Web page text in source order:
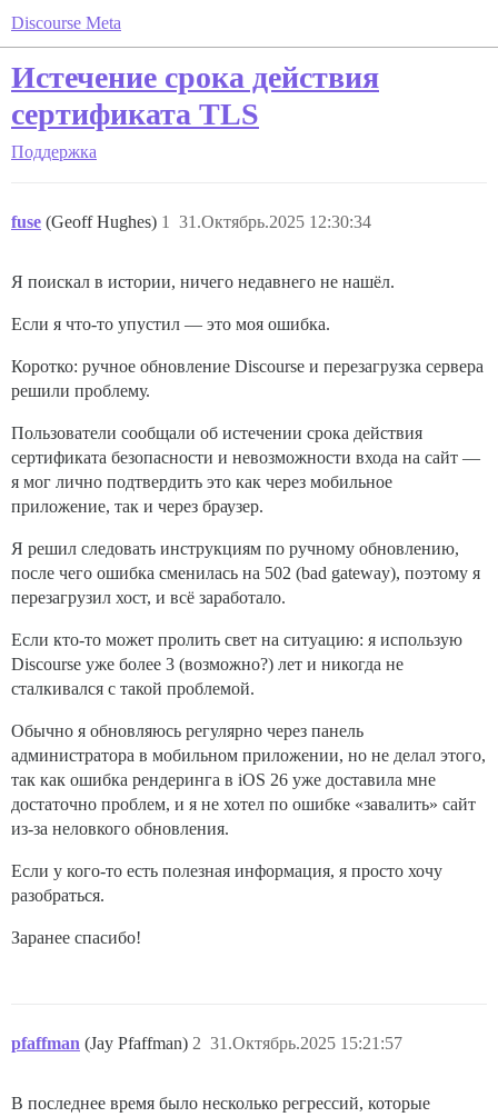
Discourse Meta
Истечение срока действия
сертификата TLS
Поддержка
fuse (Geoff Hughes) 31.Октябрь.2025 12:30:34
1
Я поискал в истории, ничего недавнего не нашёл.
Если я что-то упустил — это моя ошибка.
Коротко: ручное обновление Discourse и перезагрузка сервера
решили проблему.
Пользователи сообщали об истечении срока действия
сертификата безопасности и невозможности входа на сайт —
я мог лично подтвердить это как через мобильное
приложение, так и через браузер.
Я решил следовать инструкциям по ручному обновлению,
после чего ошибка сменилась на 502 (bad gateway), поэтому я
перезагрузил хост, и всё заработало.
Если кто-то может пролить свет на ситуацию: я использую
Discourse уже более 3 (возможно?) лет и никогда не
сталкивался с такой проблемой.
Обычно я обновляюсь регулярно через панель
администратора в мобильном приложении, но не делал этого,
так как ошибка рендеринга в iOS 26 уже доставила мне
достаточно проблем, и я не хотел по ошибке «завалить» сайт
из-за неловкого обновления.
Если у кого-то есть полезная информация, я просто хочу
разобраться.
Заранее спасибо!
pfaffman (Jay Pfaffman) 31.Октябрь.2025 15:21:57
2
В последнее время было несколько регрессий, которые